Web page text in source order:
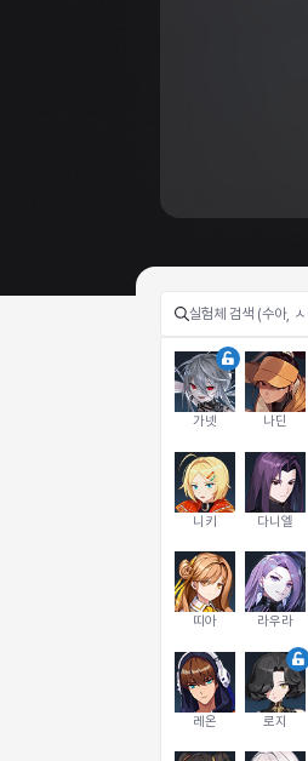
가넷 나딘
니키 다니엘
띠아 라우라
레온 로지